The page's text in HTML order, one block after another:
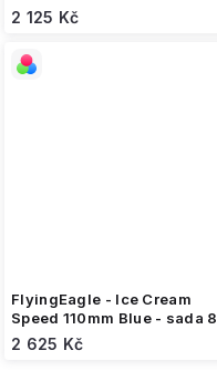
koleček
2 125 Kč
FlyingEagle - Ice Cream
Speed 110mm Blue - sada 8
inline koleček
2 625 Kč